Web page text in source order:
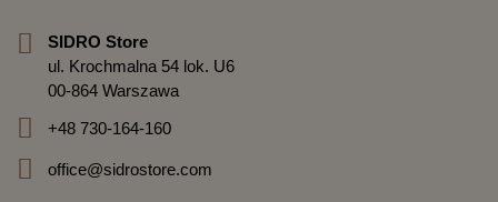
SIDRO Store
ul. Krochmalna 54 lok. U6
00-864 Warszawa
+48 730-164-160
office@sidrostore.com